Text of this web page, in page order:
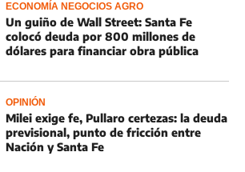
ECONOMÍA NEGOCIOS AGRO
Un guiño de Wall Street: Santa Fe
colocó deuda por 800 millones de
dólares para financiar obra pública
OPINIÓN
Milei exige fe, Pullaro certezas: la deuda
previsional, punto de fricción entre
Nación y Santa Fe